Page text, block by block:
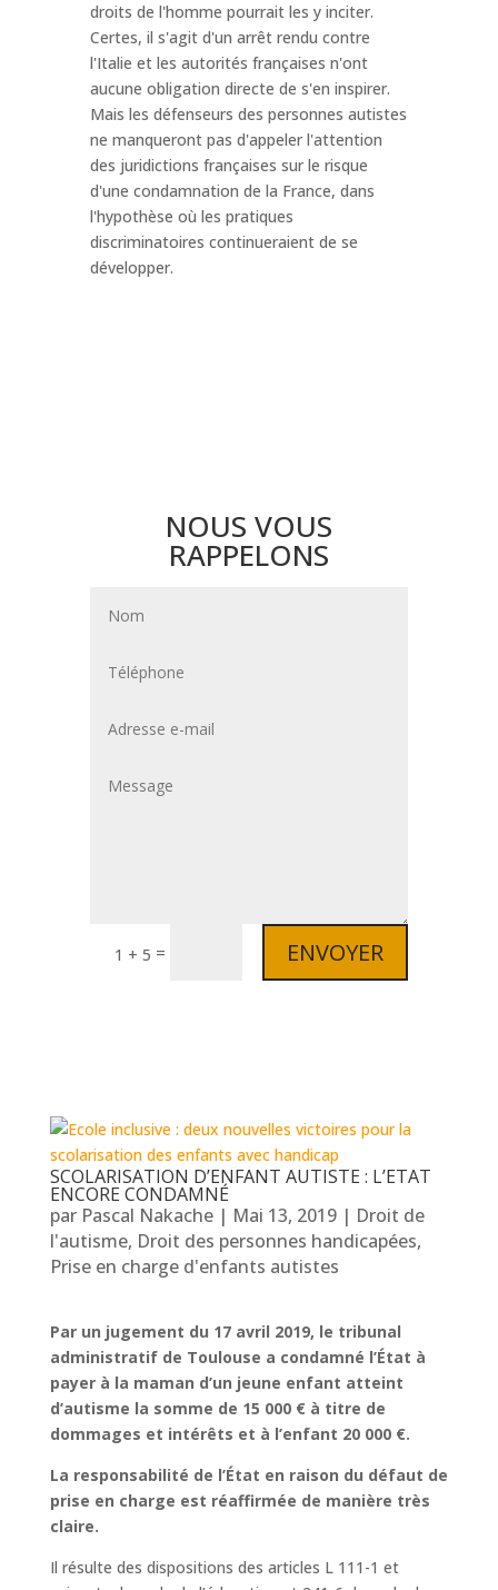
droits de l'homme pourrait les y inciter.
Certes, il s'agit d'un arrêt rendu contre
l'Italie et les autorités françaises n'ont
aucune obligation directe de s'en inspirer.
Mais les défenseurs des personnes autistes
ne manqueront pas d'appeler l'attention
des juridictions françaises sur le risque
d'une condamnation de la France, dans
l'hypothèse où les pratiques
discriminatoires continueraient de se
développer.
NOUS VOUS
RAPPELONS
1 + 5 = ENVOYER
SCOLARISATION D’ENFANT AUTISTE : L’ETAT
ENCORE CONDAMNÉ
par Pascal Nakache| Mai 13, 2019| Droit de
l'autisme, Droit des personnes handicapées,
Prise en charge d'enfants autistes
Par un jugement du 17 avril 2019, le tribunal
administratif de Toulouse a condamné l’État à
payer à la maman d’un jeune enfant atteint
d’autisme la somme de 15 000 € à titre de
dommages et intérêts et à l’enfant 20 000 €.
La responsabilité de l’État en raison du défaut de
prise en charge est réaffirmée de manière très
claire.
Il résulte des dispositions des articles L 111-1 et